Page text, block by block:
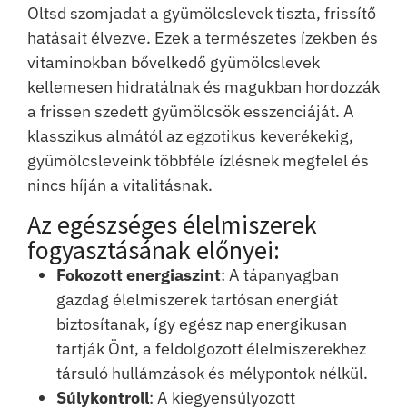
Oltsd szomjadat a gyümölcslevek tiszta, frissítő
hatásait élvezve. Ezek a természetes ízekben és
vitaminokban bővelkedő gyümölcslevek
kellemesen hidratálnak és magukban hordozzák
a frissen szedett gyümölcsök esszenciáját. A
klasszikus almától az egzotikus keverékekig,
gyümölcsleveink többféle ízlésnek megfelel és
nincs híján a vitalitásnak.
Az egészséges élelmiszerek
fogyasztásának előnyei:
Fokozott energiaszint: A tápanyagban
gazdag élelmiszerek tartósan energiát
biztosítanak, így egész nap energikusan
tartják Önt, a feldolgozott élelmiszerekhez
társuló hullámzások és mélypontok nélkül.
Súlykontroll: A kiegyensúlyozott